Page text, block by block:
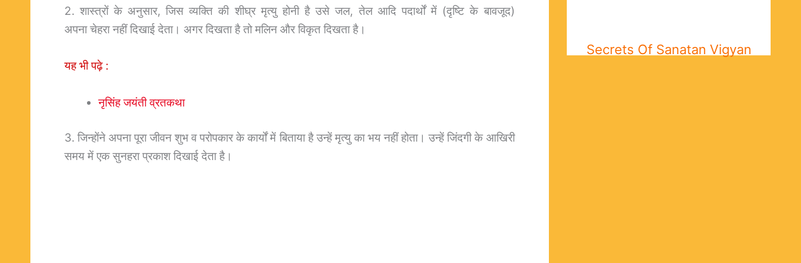
2. शास्त्रों के अनुसार, जिस व्यक्ति की शीघ्र मृत्यु होनी है उसे जल, तेल आदि पदार्थों में (दृष्टि के बावजूद)
अपना चेहरा नहीं दिखाई देता। अगर दिखता है तो मलिन और विकृत दिखता है।
यह भी पढ़े :
नृसिंह जयंती व्रतकथा
3. जिन्होंने अपना पूरा जीवन शुभ व परोपकार के कार्यों में बिताया है उन्हें मृत्यु का भय नहीं होता। उन्हें जिंदगी के आखिरी
समय में एक सुनहरा प्रकाश दिखाई देता है।
Secrets Of Sanatan Vigyan